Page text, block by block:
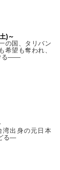
)～
の国、タリバン
希望も奪われ、
る——
湾出身の元日本
る—